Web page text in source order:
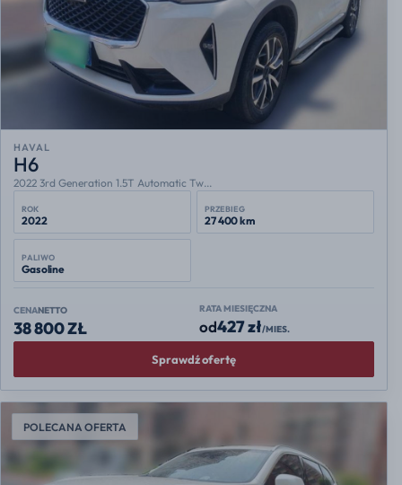
HAVAL
H6
2022 3rd Generation 1.5T Automatic Tw...
ROK
2022
PRZEBIEG
27 400 km
PALIWO
Gasoline
CENANETTO
38 800 ZŁ
RATA MIESIĘCZNA
od427 zł/MIES.
Sprawdź ofertę
POLECANA OFERTA